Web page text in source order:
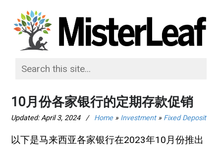
10月份各家银行的定期存款促销
Updated: April 3, 2024 / Home» Investment» Fixed Deposit
以下是马来西亚各家银行在2023年10月份推出